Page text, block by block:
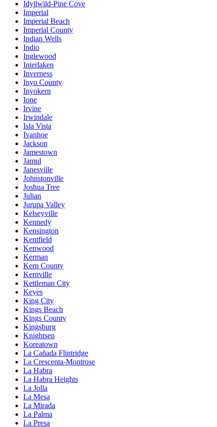
Idyllwild-Pine Cove
Imperial
Imperial Beach
Imperial County
Indian Wells
Indio
Inglewood
Interlaken
Inverness
Inyo County
Inyokern
Ione
Irvine
Irwindale
Isla Vista
Ivanhoe
Jackson
Jamestown
Jamul
Janesville
Johnstonville
Joshua Tree
Julian
Jurupa Valley
Kelseyville
Kennedy
Kensington
Kentfield
Kenwood
Kerman
Kern County
Kernville
Kettleman City
Keyes
King City
Kings Beach
Kings County
Kingsburg
Knightsen
Koreatown
La Cañada Flintridge
La Crescenta-Montrose
La Habra
La Habra Heights
La Jolla
La Mesa
La Mirada
La Palma
La Presa